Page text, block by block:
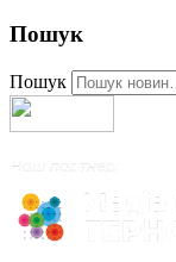
Пошук
Пошук